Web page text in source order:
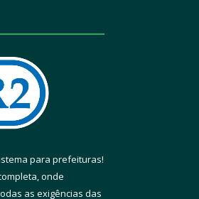
para prefeituras!
onde
as exigências das